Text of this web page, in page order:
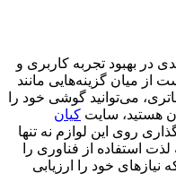
در بهبود تجربه کاربری و
از میان گزینه‌هایی مانند
می‌توانید گوشی خود را
هستید، سایت کیان
روی این لوازم نه تنها
استفاده از فناوری را
خود را ارزیابی